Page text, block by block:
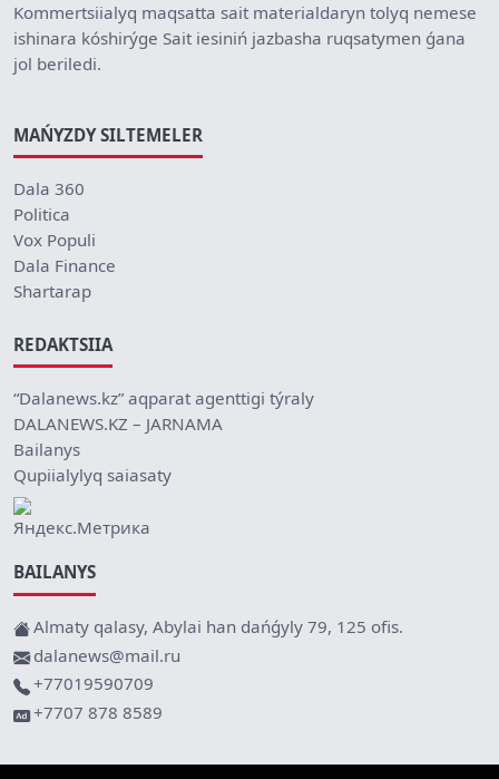
Kommertsiialyq maqsatta sait materialdaryn tolyq nemese
ishinara kóshirýge Sait iesiniń jazbasha ruqsatymen ǵana
jol beriledi.
MAŃYZDY SILTEMELER
Dala 360
Politica
Vox Populi
Dala Finance
Shartarap
REDAKTSIIA
“Dalanews.kz” aqparat agenttigi týraly
DALANEWS.KZ – JARNAMA
Bailanys
Qupiialylyq saiasaty
BAILANYS
Almaty qalasy, Abylai han dańǵyly 79, 125 ofis.
dalanews@mail.ru
+77019590709
+7707 878 8589